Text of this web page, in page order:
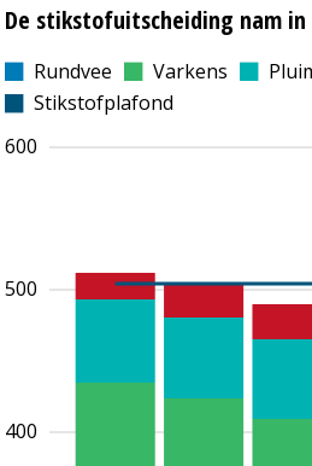
De stikstofuitscheiding nam
Rundvee Varkens
Stikstofplafond
400
500
600